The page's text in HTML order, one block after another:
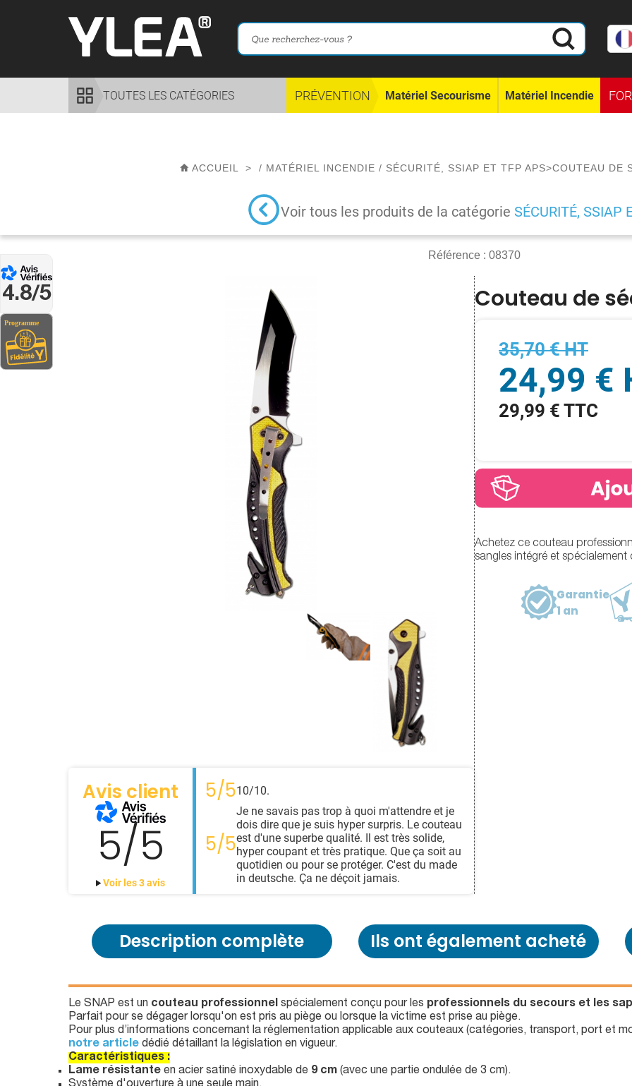
4.8/5
TOUTES LES CATÉGORIES PRÉVENTION Matériel Secourisme Matériel Incendie
ACCUEIL > / MATÉRIEL INCENDIE / SÉCURITÉ, SSIAP ET TFP APS>COUTEAU DE
Voir tous les produits de la catégorie SÉCURITÉ, SSIAP
Référence : 08370
Avis client
5/5
Voir les 3 avis
5/510/10.
5/5
Je ne savais pas trop à quoi m'attendre et je
dois dire que je suis hyper surpris. Le couteau
est d'une superbe qualité. Il est très solide,
hyper coupant et très pratique. Que ça soit au
quotidien ou pour se protéger. C'est du made
in deutsche. Ça ne déçoit jamais.
Couteau de
35,70 € HT
24,99 €
29,99 € TTC
Achetez ce couteau
sangles intégré et
Garantie
1 an
Description complète Ils ont également acheté
Le SNAP est un couteau professionnel spécialement conçu pour les professionnels du secours et les
Parfait pour se dégager lorsqu'on est pris au piège ou lorsque la victime est prise au piège.
Pour plus d’informations concernant la réglementation applicable aux couteaux (catégories, transport, port et
notre article dédié détaillant la législation en vigueur.
Caractéristiques :
Lame résistante en acier satiné inoxydable de 9 cm (avec une partie ondulée de 3 cm).